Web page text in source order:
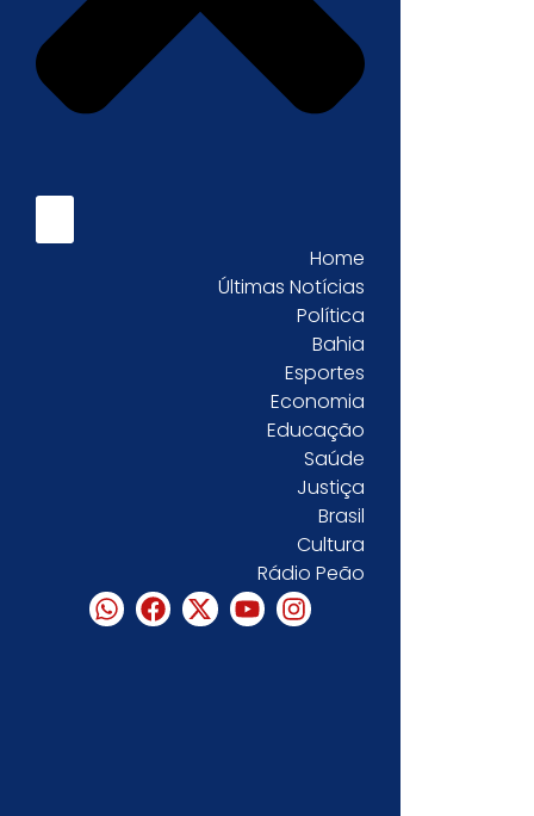
Home
Últimas Notícias
Política
Bahia
Esportes
Economia
Educação
Saúde
Justiça
Brasil
Cultura
Rádio Peão